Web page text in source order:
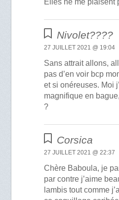
Elles ne me plaisent
Nivolet????
27 JUILLET 2021 @ 19:04
Sans attrait allons,
pas d’en voir bcp
et si onéreuses. Moi
magnifique en
?
Corsica
27 JUILLET 2021 @ 22:37
Chère Baboula, je
par contre j’aime
lambis tout comme